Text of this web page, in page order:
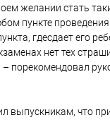
желании стать
пункте проведения
гдесдает его
нет тех
– порекомендовал
выпускникам, что